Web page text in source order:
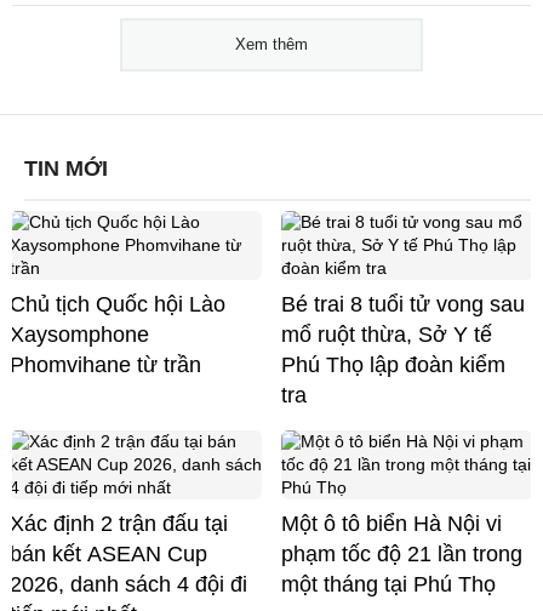
Xem thêm
TIN MỚI
Chủ tịch Quốc hội Lào
Xaysomphone
Phomvihane từ trần
Bé trai 8 tuổi tử vong sau
mổ ruột thừa, Sở Y tế
Phú Thọ lập đoàn kiểm
tra
Xác định 2 trận đấu tại
bán kết ASEAN Cup
2026, danh sách 4 đội đi
Một ô tô biển Hà Nội vi
phạm tốc độ 21 lần trong
một tháng tại Phú Thọ